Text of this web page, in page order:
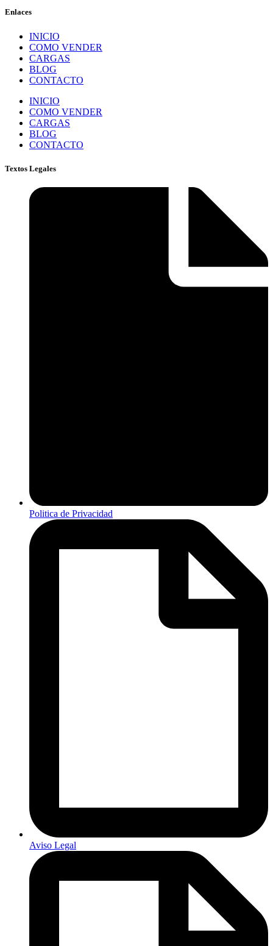
Enlaces
INICIO
COMO VENDER
CARGAS
BLOG
CONTACTO
INICIO
COMO VENDER
CARGAS
BLOG
CONTACTO
Textos Legales
Politica de Privacidad
Aviso Legal